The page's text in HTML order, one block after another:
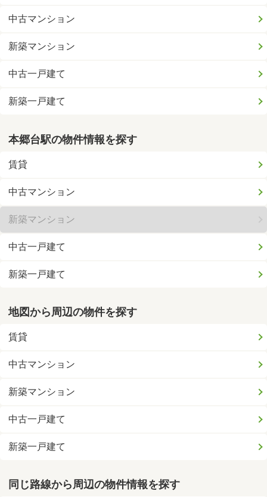
中古マンション
新築マンション
中古一戸建て
新築一戸建て
本郷台駅の物件情報を探す
賃貸
中古マンション
新築マンション
中古一戸建て
新築一戸建て
地図から周辺の物件を探す
賃貸
中古マンション
新築マンション
中古一戸建て
新築一戸建て
同じ路線から周辺の物件情報を探す